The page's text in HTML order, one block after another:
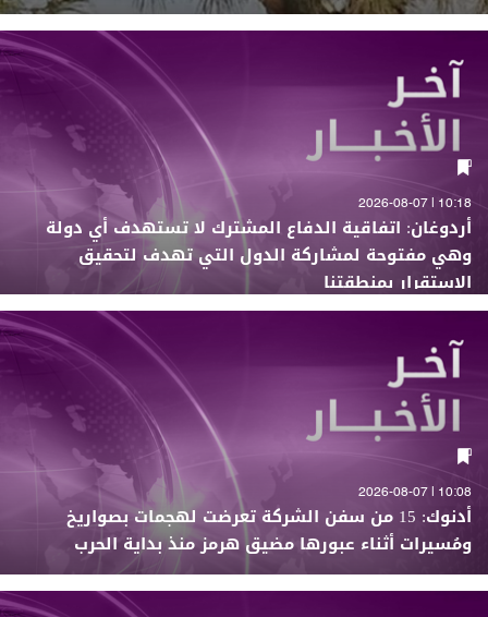
10:18 | 2026-08-07
أردوغان: اتفاقية الدفاع المشترك لا تستهدف أي دولة
وهي مفتوحة لمشاركة الدول التي تهدف لتحقيق
الاستقرار بمنطقتنا
10:08 | 2026-08-07
أدنوك: 15 من سفن الشركة تعرضت لهجمات بصواريخ
ومُسيرات أثناء عبورها مضيق هرمز منذ بداية الحرب